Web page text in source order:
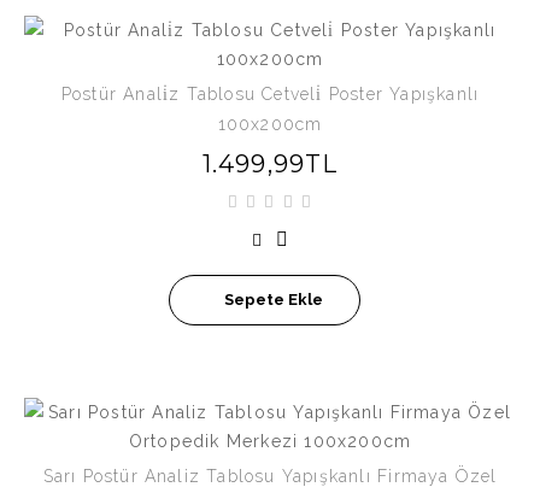
Postür Anali̇z Tablosu Cetveli̇ Poster Yapışkanlı
100x200cm
1.499,99TL
Sepete Ekle
Sarı Postür Analiz Tablosu Yapışkanlı Firmaya Özel